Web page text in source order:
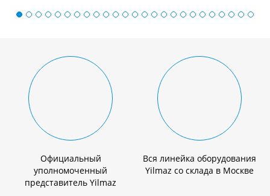
Официальный
уполномоченный
представитель Yilmaz
Вся линейка оборудования
Yilmaz со склада в Москве